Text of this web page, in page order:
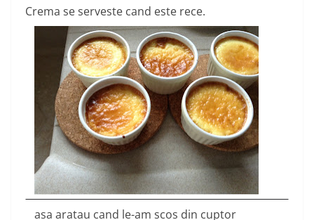
Crema se serveste cand este rece.
asa aratau cand le-am scos din cuptor